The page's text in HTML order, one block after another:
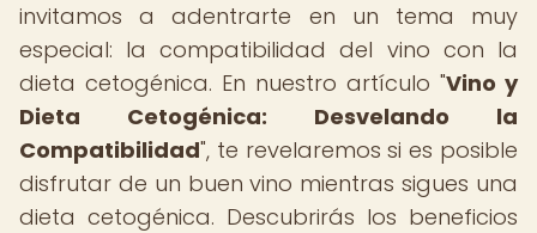
invitamos a adentrarte en un tema muy
especial: la compatibilidad del vino con la
dieta cetogénica. En nuestro artículo "Vino y
Dieta Cetogénica: Desvelando la
Compatibilidad", te revelaremos si es posible
disfrutar de un buen vino mientras sigues una
dieta cetogénica. Descubrirás los beneficios